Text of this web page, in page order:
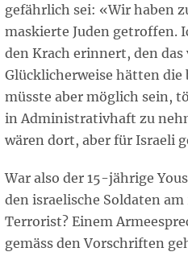
gefährlich sei: «Wir haben
maskierte Juden getroffen.
den Krach erinnert, den
Glücklicherweise hätten die
müsste aber möglich sein,
in Administrativhaft zu
wären dort, aber für Israeli
War also der 15-jährige
den israelische Soldaten
Terrorist? Einem
gemäss den Vorschriften